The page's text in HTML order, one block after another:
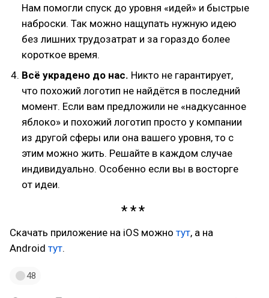
Нам помогли спуск до уровня «идей» и быстрые
наброски. Так можно нащупать нужную идею
без лишних трудозатрат и за гораздо более
короткое время.
Всё украдено до нас. Никто не гарантирует,
что похожий логотип не найдётся в последний
момент. Если вам предложили не «надкусанное
яблоко» и похожий логотип просто у компании
из другой сферы или она вашего уровня, то с
этим можно жить. Решайте в каждом случае
индивидуально. Особенно если вы в восторге
от идеи.
Скачать приложение на iOS можно тут, а на
Android тут.
48